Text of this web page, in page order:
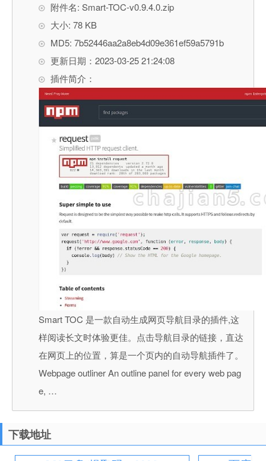
附件名: Smart-TOC-v0.9.4.0.zip
大小: 78 KB
MD5: 7b52446aa2a8eb4d09e361ef59a5791b
更新日期：2023-03-25 21:24:08
插件简介：
Smart TOC 是一款自动生成网页导航目录的插件,这
样阅读长文时体验更佳。点击导航目录的链接，直达
在网页上的位置，算是一个页内的自动导航插件了。
Webpage outliner An outline panel for every web pag
e, …
下载地址